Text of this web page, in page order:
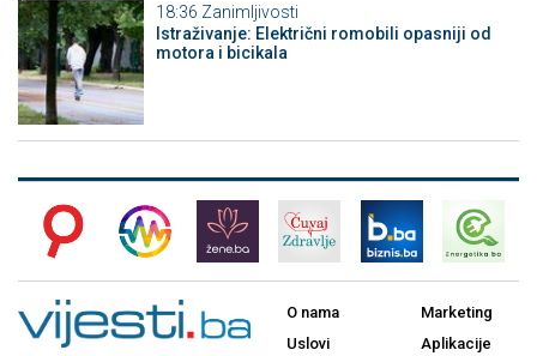
18:36 Zanimljivosti
Istraživanje: Električni romobili opasniji od
motora i bicikala
O nama
Uslovi
Marketing
Aplikacije